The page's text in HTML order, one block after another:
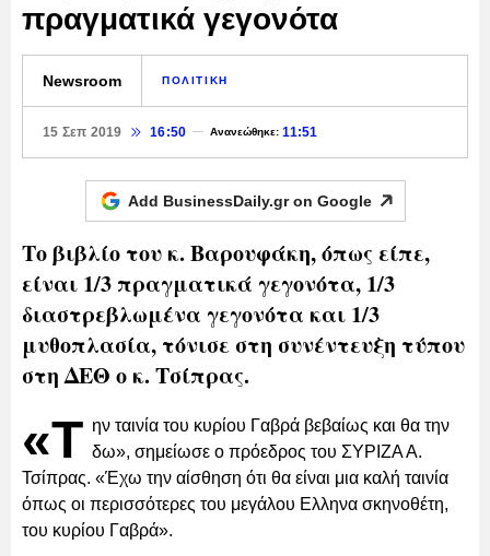
πραγματικά γεγονότα
Newsroom ΠΟΛΙΤΙΚΗ
15 Σεπ 2019 16:50 Ανανεώθηκε: 11:51
Add BusinessDaily.gr on Google
Το βιβλίο του κ. Βαρουφάκη, όπως είπε,
είναι 1/3 πραγματικά γεγονότα, 1/3
διαστρεβλωμένα γεγονότα και 1/3
μυθοπλασία, τόνισε στη συνέντευξη τύπου
στη ΔΕΘ ο κ. Τσίπρας.
«Τ ην ταινία του κυρίου Γαβρά βεβαίως και θα την
δω», σημείωσε ο πρόεδρος του ΣΥΡΙΖΑ Α.
Τσίπρας. «Έχω την αίσθηση ότι θα είναι μια καλή ταινία
όπως οι περισσότερες του μεγάλου Ελληνα σκηνοθέτη,
του κυρίου Γαβρά».